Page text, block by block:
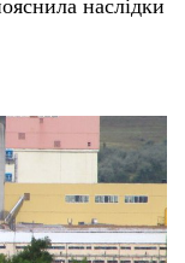
наслідки